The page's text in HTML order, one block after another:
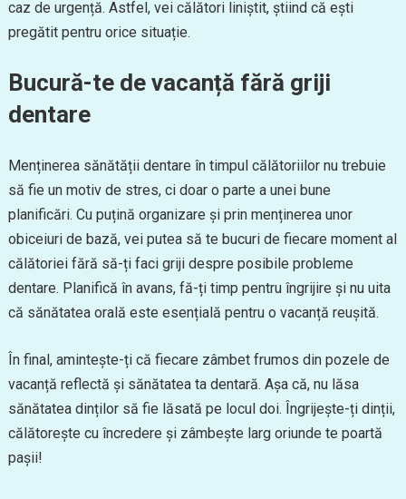
caz de urgență. Astfel, vei călători liniștit, știind că ești
pregătit pentru orice situație.
Bucură-te de vacanță fără griji
dentare
Menținerea sănătății dentare în timpul călătoriilor nu trebuie
să fie un motiv de stres, ci doar o parte a unei bune
planificări. Cu puțină organizare și prin menținerea unor
obiceiuri de bază, vei putea să te bucuri de fiecare moment al
călătoriei fără să-ți faci griji despre posibile probleme
dentare. Planifică în avans, fă-ți timp pentru îngrijire și nu uita
că sănătatea orală este esențială pentru o vacanță reușită.
În final, amintește-ți că fiecare zâmbet frumos din pozele de
vacanță reflectă și sănătatea ta dentară. Așa că, nu lăsa
sănătatea dinților să fie lăsată pe locul doi. Îngrijește-ți dinții,
călătorește cu încredere și zâmbește larg oriunde te poartă
pașii!